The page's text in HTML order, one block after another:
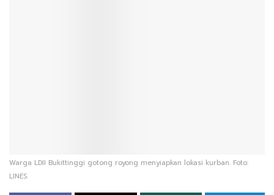
Warga LDII Bukittinggi gotong royong menyiapkan lokasi kurban. Foto:
LINES.